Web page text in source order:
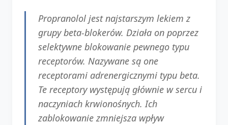
Propranolol jest najstarszym lekiem z
grupy beta-blokerów. Działa on poprzez
selektywne blokowanie pewnego typu
receptorów. Nazywane są one
receptorami adrenergicznymi typu beta.
Te receptory występują głównie w sercu i
naczyniach krwionośnych. Ich
zablokowanie zmniejsza wpływ